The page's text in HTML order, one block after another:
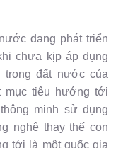
đang phát triển
chưa kịp áp dụng
trong đất nước của
mục tiêu hướng tới
minh sử dụng
nghệ thay thế con
tới là một quốc gia